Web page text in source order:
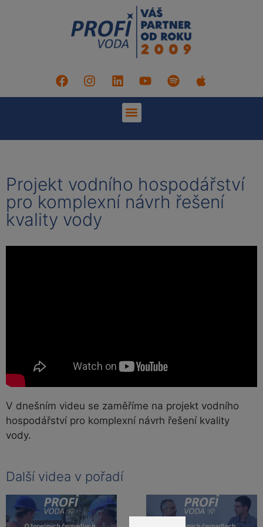
Projekt vodního hospodářství
pro komplexní návrh řešení
kvality vody
V dnešním videu se zaměříme na projekt vodního
hospodářství pro komplexní návrh řešení kvality
vody.
Další videa v pořadí